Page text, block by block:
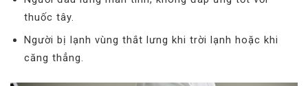
thuốc tây.
Người bị lạnh vùng thắt lưng khi trời lạnh hoặc khi
căng thẳng.